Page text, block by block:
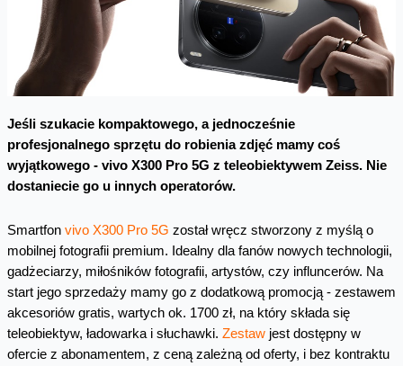
Jeśli szukacie kompaktowego, a jednocześnie
profesjonalnego sprzętu do robienia zdjęć mamy coś
wyjątkowego - vivo X300 Pro 5G z teleobiektywem Zeiss. Nie
dostaniecie go u innych operatorów.
Smartfon vivo X300 Pro 5G został wręcz stworzony z myślą o
mobilnej fotografii premium. Idealny dla fanów nowych technologii,
gadżeciarzy, miłośników fotografii, artystów, czy influncerów. Na
start jego sprzedaży mamy go z dodatkową promocją - zestawem
akcesoriów gratis, wartych ok. 1700 zł, na który składa się
teleobiektyw, ładowarka i słuchawki. Zestawjest dostępny w
ofercie z abonamentem, z ceną zależną od oferty, i bez kontraktu